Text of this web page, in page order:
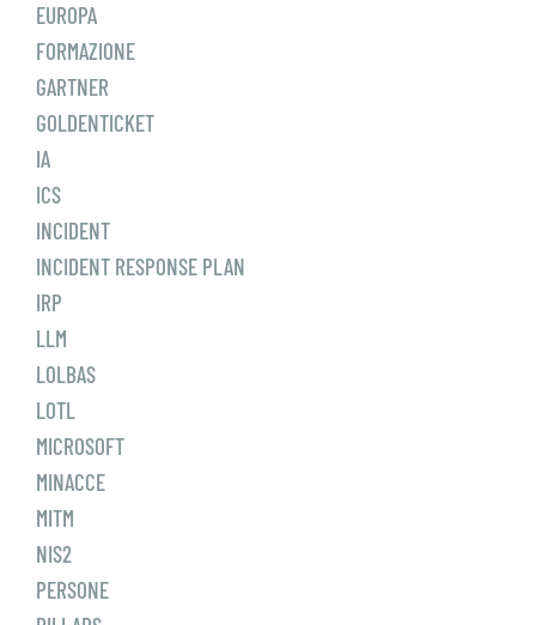
EUROPA
FORMAZIONE
GARTNER
GOLDENTICKET
IA
ICS
INCIDENT
INCIDENT RESPONSE PLAN
IRP
LLM
LOLBAS
LOTL
MICROSOFT
MINACCE
MITM
NIS2
PERSONE